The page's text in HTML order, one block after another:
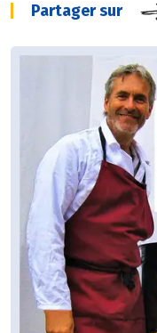
Partager sur